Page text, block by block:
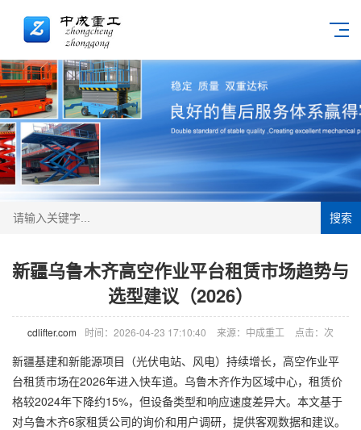
搜索
新疆乌鲁木齐高空作业平台租赁市场趋势与
选型建议（2026）
cdlifter.com 时间：2026-04-23 17:10:40 来源：中成重工 点击： 次
新疆基建和新能源项目（光伏电站、风电）持续增长， 高空作业平
台租赁市场在2026年进入快车道。乌鲁木齐作为区域中心，租赁价
格较2024年下降约15%，但设备类型和响应速度差异大。本文基于
对乌鲁木齐6家租赁公司的询价和用户调研，提供客观数据和建议。